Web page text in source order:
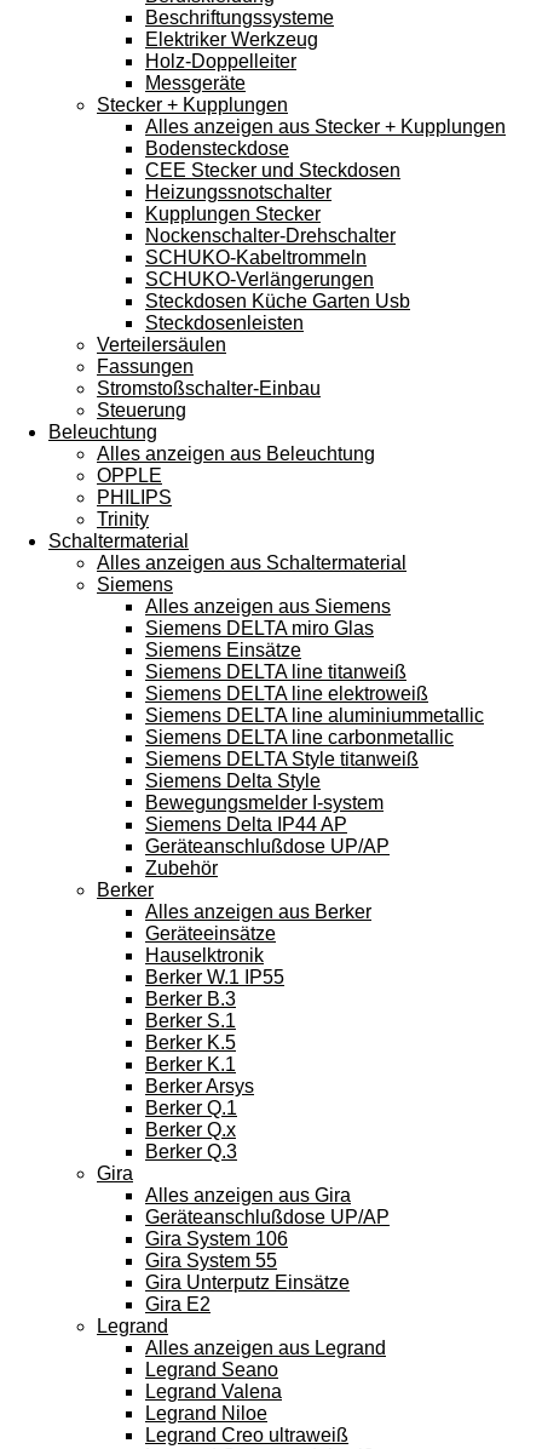
Beschriftungssysteme
Elektriker Werkzeug
Holz-Doppelleiter
Messgeräte
Stecker + Kupplungen
Alles anzeigen aus Stecker + Kupplungen
Bodensteckdose
CEE Stecker und Steckdosen
Heizungssnotschalter
Kupplungen Stecker
Nockenschalter-Drehschalter
SCHUKO-Kabeltrommeln
SCHUKO-Verlängerungen
Steckdosen Küche Garten Usb
Steckdosenleisten
Verteilersäulen
Fassungen
Stromstoßschalter-Einbau
Steuerung
Beleuchtung
Alles anzeigen aus Beleuchtung
OPPLE
PHILIPS
Trinity
Schaltermaterial
Alles anzeigen aus Schaltermaterial
Siemens
Alles anzeigen aus Siemens
Siemens DELTA miro Glas
Siemens Einsätze
Siemens DELTA line titanweiß
Siemens DELTA line elektroweiß
Siemens DELTA line aluminiummetallic
Siemens DELTA line carbonmetallic
Siemens DELTA Style titanweiß
Siemens Delta Style
Bewegungsmelder I-system
Siemens Delta IP44 AP
Geräteanschlußdose UP/AP
Zubehör
Berker
Alles anzeigen aus Berker
Geräteeinsätze
Hauselktronik
Berker W.1 IP55
Berker B.3
Berker S.1
Berker K.5
Berker K.1
Berker Arsys
Berker Q.1
Berker Q.x
Berker Q.3
Gira
Alles anzeigen aus Gira
Geräteanschlußdose UP/AP
Gira System 106
Gira System 55
Gira Unterputz Einsätze
Gira E2
Legrand
Alles anzeigen aus Legrand
Legrand Seano
Legrand Valena
Legrand Niloe
Legrand Creo ultraweiß